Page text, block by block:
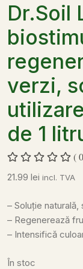
Dr.Soil
verzi,
de 1
(
21.99 lei incl. TVA
– Soluție
– Regenerează
– Intensifică
În stoc